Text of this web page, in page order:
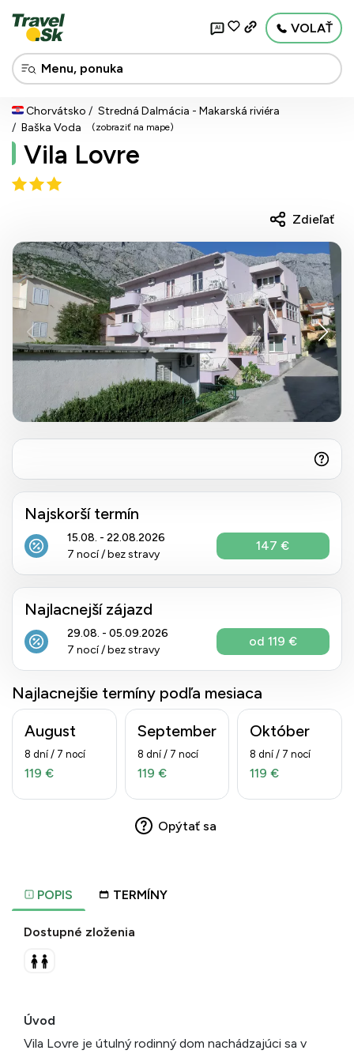
AI VOLAŤ
Chorvátsko
Stredná Dalmácia - Makarská riviéra
Baška Voda
(zobraziť na mape)
Vila Lovre
Zdieľať
POPIS TERMÍNY
Dostupné zloženia
Úvod
Vila Lovre je útulný rodinný dom nachádzajúci sa v
Najskorší termín
15.08. - 22.08.2026
7 nocí / bez stravy
147 €
Najlacnejší zájazd
29.08. - 05.09.2026
7 nocí / bez stravy
od 119 €
Najlacnejšie termíny podľa mesiaca
August
8 dní / 7 nocí
119 €
September
8 dní / 7 nocí
119 €
Október
8 dní / 7 nocí
119 €
Opýtať sa